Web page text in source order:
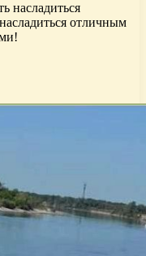
насладиться
отличным